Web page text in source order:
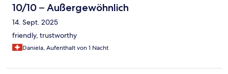
10/10 – Außergewöhnlich
14. Sept. 2025
friendly, trustworthy
Daniela, Aufenthalt von 1 Nacht